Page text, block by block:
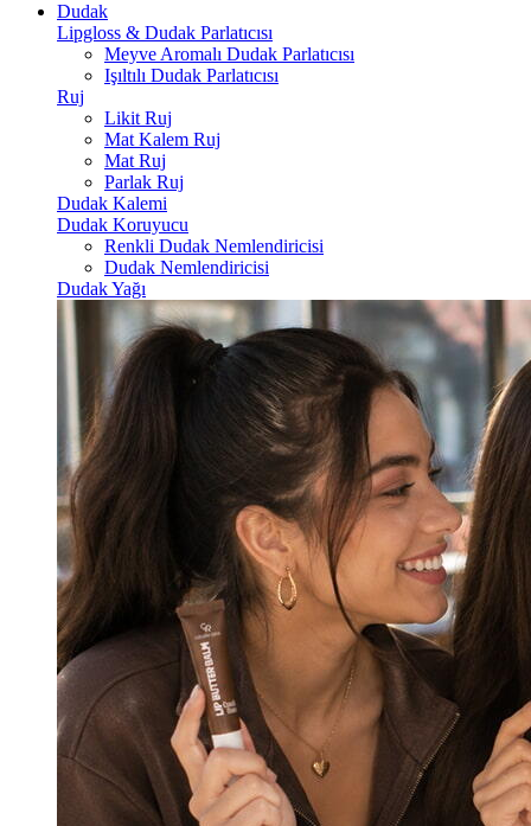
Dudak
Lipgloss & Dudak Parlatıcısı
Meyve Aromalı Dudak Parlatıcısı
Işıltılı Dudak Parlatıcısı
Ruj
Likit Ruj
Mat Kalem Ruj
Mat Ruj
Parlak Ruj
Dudak Kalemi
Dudak Koruyucu
Renkli Dudak Nemlendiricisi
Dudak Nemlendiricisi
Dudak Yağı